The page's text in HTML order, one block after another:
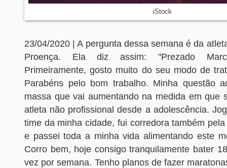
iStock
23/04/2020 | A pergunta dessa semana é da
Proença. Ela diz assim: "Prezado
Primeiramente, gosto muito do seu modo de
Parabéns pelo bom trabalho. Minha questão
massa que vai aumentando na medida em que
atleta não profissional desde a adolescência.
time da minha cidade, fui corredora também
e passei toda a minha vida alimentando este
Corro bem, hoje consigo tranquilamente bater
vez por semana. Tenho planos de fazer